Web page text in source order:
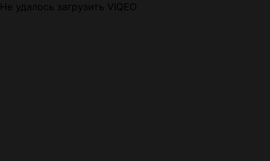
Не удалось загрузить VIQEO